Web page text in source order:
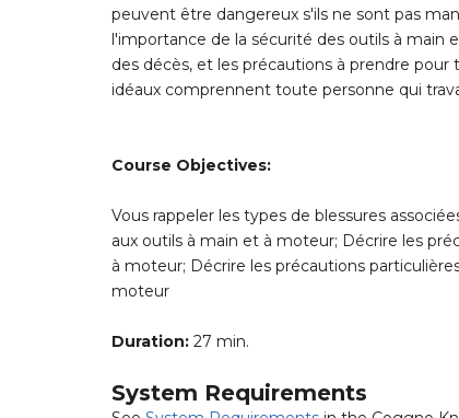
peuvent être dangereux s'ils ne sont pas
l'importance de la sécurité des outils à main
des décès, et les précautions à prendre
idéaux comprennent toute personne qui
Course Objectives:
Vous rappeler les types de blessures
aux outils à main et à moteur; Décrire les
à moteur; Décrire les précautions
moteur
Duration: 27 min.
System Requirements